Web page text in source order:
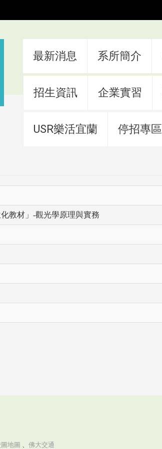
最新消息 系所簡介
招生資訊 企業實習
USR樂活宜蘭 停招專區
教材」-觀光學原理與實務
地圖 佛大交通